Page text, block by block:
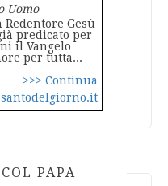
Uomo
Gesù
predicato per
il Vangelo
per tutta...
>>> Continua
santodelgiorno.it
PAPA